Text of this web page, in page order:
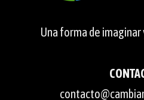
Una forma de